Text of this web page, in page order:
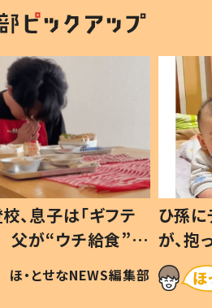
、息子は「ギフテ
父が“ウチ給食”を
由とは #令和の親
ほ・とせなNEWS編集部
ひ孫
が、
「涙が
い」